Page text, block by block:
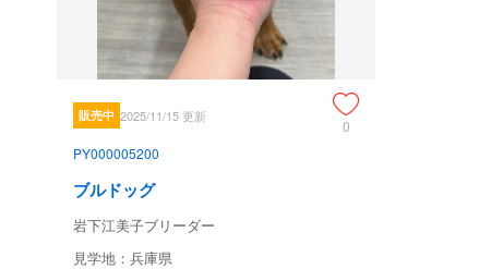
販売中 2025/11/15 更新
0
PY000005200
ブルドッグ
岩下江美子ブリーダー
見学地：兵庫県